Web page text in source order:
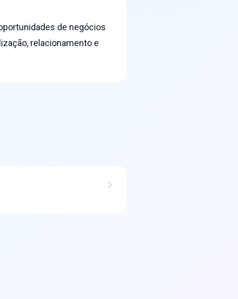
de negócios
relacionamento e